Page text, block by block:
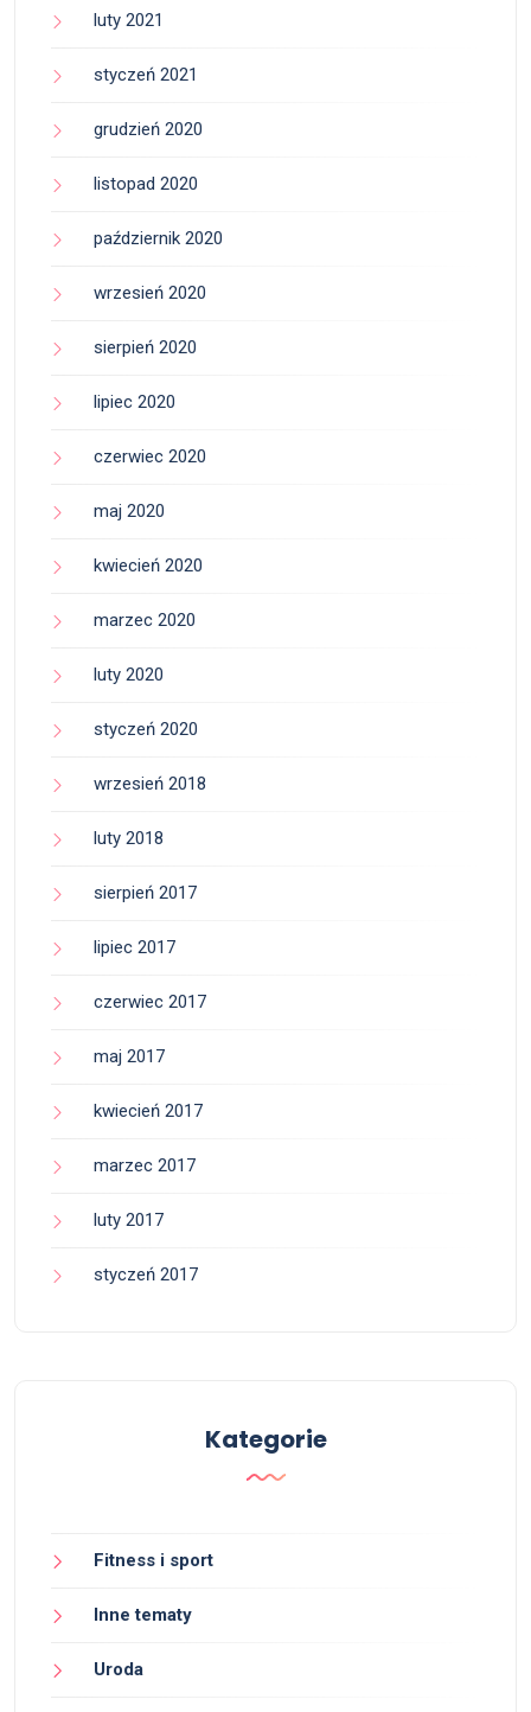
luty 2021
styczeń 2021
grudzień 2020
listopad 2020
październik 2020
wrzesień 2020
sierpień 2020
lipiec 2020
czerwiec 2020
maj 2020
kwiecień 2020
marzec 2020
luty 2020
styczeń 2020
wrzesień 2018
luty 2018
sierpień 2017
lipiec 2017
czerwiec 2017
maj 2017
kwiecień 2017
marzec 2017
luty 2017
styczeń 2017
Kategorie
Fitness i sport
Inne tematy
Uroda